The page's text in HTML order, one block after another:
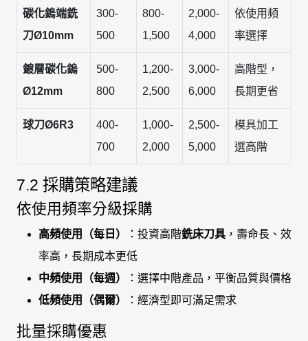
碳化鎢端銑
刀Ø10mm
300-
500
800-
1,500
2,000-
4,000
依使用頻
率選擇
鍍層碳化鎢
Ø12mm
500-
800
1,200-
2,500
3,000-
6,000
高階型，
長期更省
球刀Ø6R3
400-
700
1,000-
2,000
2,500-
5,000
模具加工
選高階
7.2 採購策略建議
依使用頻率分級採購
高頻使用（每日） ：投資高階銑床刀具 ，壽命長、效
率高，長期成本更低
中頻使用（每週）
：選擇中階產品，平衡品質與價格
低頻使用（偶爾）
：經濟型即可滿足需求
批量採購優惠